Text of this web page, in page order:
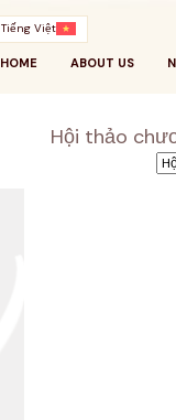
Tiếng Việt
HOME ABOUT US
Hội thảo